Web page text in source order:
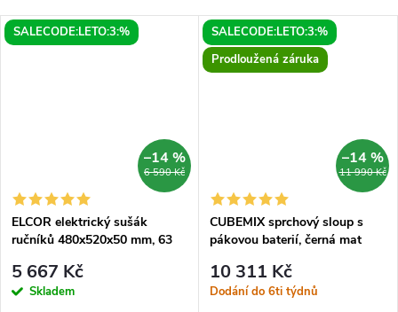
SALECODE:LETO:3:%
6 590 Kč
–14 %
ELCOR elektrický sušák
ručníků 480x520x50 mm, 63
5 667 Kč
Skladem
SALECODE:LETO:3:%
Prodloužená záruka
11 990 Kč
–14 %
CUBEMIX sprchový sloup s
pákovou baterií, černá mat
10 311 Kč
Dodání do 6ti týdnů